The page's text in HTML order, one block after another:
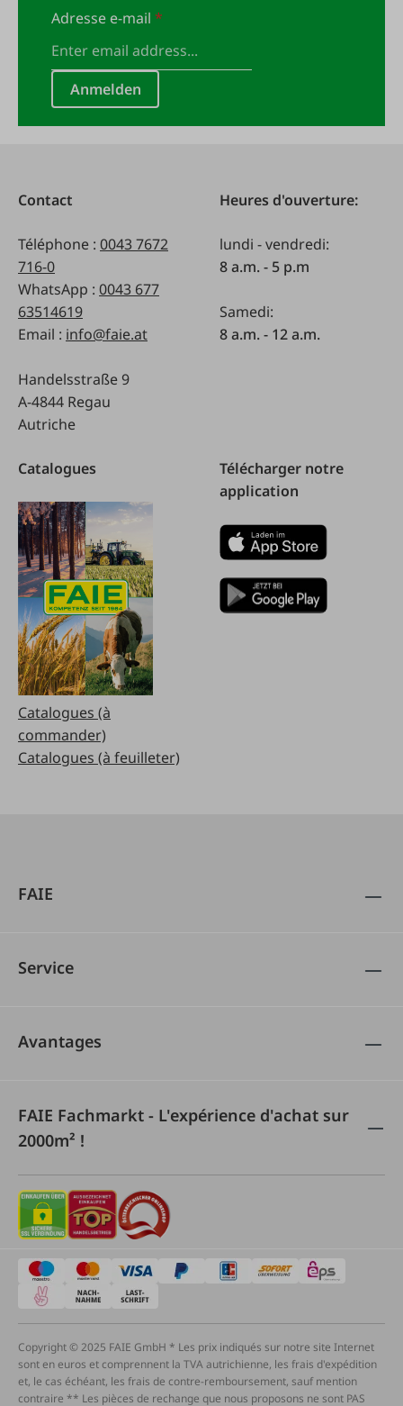
Adresse e-mail*
Anmelden
Contact
Téléphone : 0043 7672
716-0
WhatsApp : 0043 677
63514619
Email : info@faie.at
Handelsstraße 9
A-4844 Regau
Autriche
Heures d'ouverture:
lundi - vendredi:
8 a.m. - 5 p.m
Samedi:
8 a.m. - 12 a.m.
Catalogues
Catalogues (à
commander)
Catalogues (à feuilleter)
Télécharger notre
application
FAIE
Service
Avantages
FAIE Fachmarkt - L'expérience d'achat sur
2000m² !
Copyright © 2025 FAIE GmbH * Les prix indiqués sur notre site Internet
sont en euros et comprennent la TVA autrichienne, les frais d'expédition
et, le cas échéant, les frais de contre-remboursement, sauf mention
contraire ** Les pièces de rechange que nous proposons ne sont PAS